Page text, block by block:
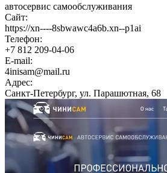
автосервис самообслуживания
Сайт:
https://xn----8sbwawc4a6b.xn--p1ai
Телефон:
+7 812 209-04-06
E-mail:
4inisam@mail.ru
Адрес:
Санкт-Петербург, ул. Парашютная, 68